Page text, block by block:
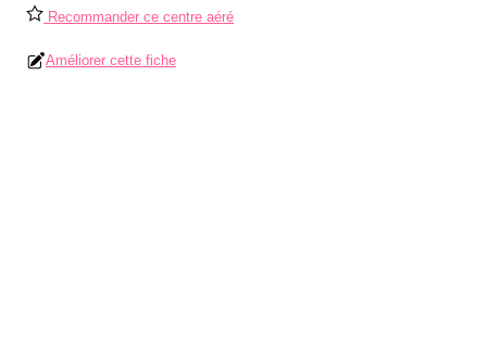
Recommander ce centre aéré
Améliorer cette fiche